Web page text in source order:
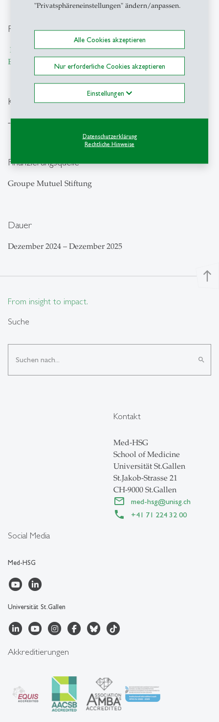
"Privatsphäreneinstellungen" ändern/anpassen.
Alle Cookies akzeptieren
Nur erforderliche Cookies akzeptieren
Einstellungen
Datenschutzerklärung
Rechtliche Hinweise
Projektteam
Prof. Dr. Alexander Geissler,Dr. Justus Vogel, Dr. David
Ehlig
Enqi Fu , Charlotte Schneider
Kooperationspartner
---
Finanzierungsquelle
Groupe Mutuel Stiftung
Dauer
Dezember 2024 – Dezember 2025
north
From insight to impact.
Suche
search
Social Media
Med-HSG
Universität St.Gallen
Kontakt
Med-HSG
School of Medicine
Universität St.Gallen
St.Jakob-Strasse 21
CH-9000 St.Gallen
med-hsg@unisg.ch
+41 71 224 32 00
Akkreditierungen